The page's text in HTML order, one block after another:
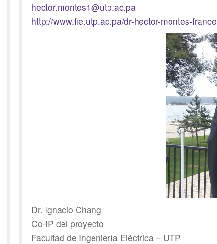
hector.montes1@utp.ac.pa
http://www.fie.utp.ac.pa/dr-hector-montes-
Dr. Ignacio Chang
Co-IP del proyecto
Facultad de Ingeniería Eléctrica – UTP